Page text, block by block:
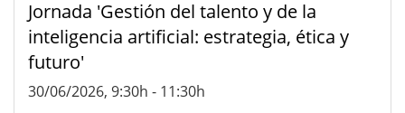
Jornada 'Gestión del talento y de la
inteligencia artificial: estrategia, ética y
futuro'
30/06/2026, 9:30h - 11:30h